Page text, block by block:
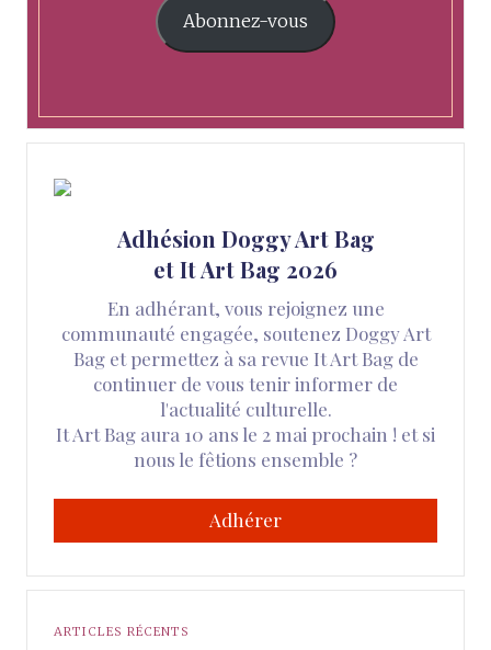
Abonnez-vous
Adhésion Doggy Art Bag
et It Art Bag 2026
En adhérant, vous rejoignez une
communauté engagée, soutenez Doggy Art
Bag et permettez à sa revue It Art Bag de
continuer de vous tenir informer de
l'actualité culturelle.
It Art Bag aura 10 ans le 2 mai prochain ! et si
nous le fêtions ensemble ?
Adhérer
ARTICLES RÉCENTS